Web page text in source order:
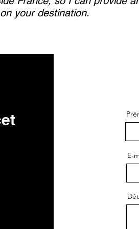
your destination.
E-